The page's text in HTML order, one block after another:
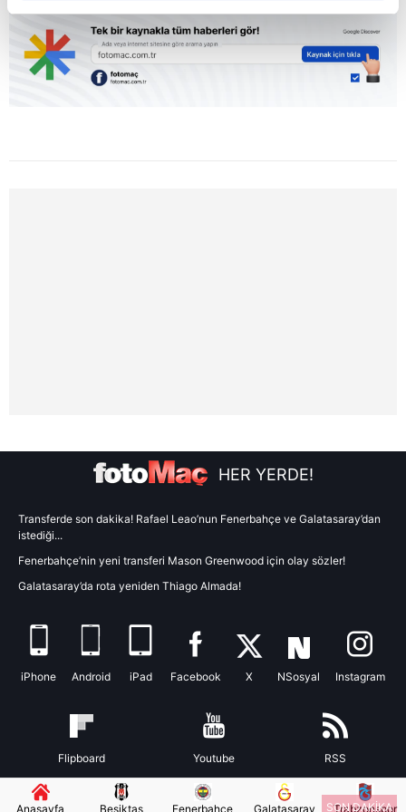
kalemimiz olduğunu sizlere hatırlatmak isteriz.
Her halükârda, kullanıcılar, bu çerezlere izin vermedikleri
6698 sayılı Kişisel Verilerin Korunması Kanunu uyarınca
ilgili mevzuata uygun olarak kullanılan çerezlerle ilgili bilgi
SON DAKİKA
HER YERDE!
Transferde son dakika! Rafael Leao’nun Fenerbahçe ve Galatasaray’dan
istediği...
Fenerbahçe’nin yeni transferi Mason Greenwood için olay sözler!
Galatasaray’da rota yeniden Thiago Almada!
iPhone Android iPad Facebook X NSosyal Instagram
Flipboard Youtube RSS
Anasayfa Beşiktaş Fenerbahçe Galatasaray Trabzonspor